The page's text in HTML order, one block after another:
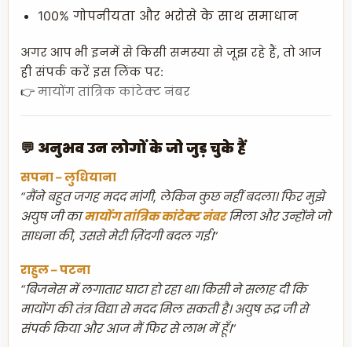
100% गोपनीयता और भरोसे के साथ समाधान
अगर आप भी इनमें से किसी समस्या से जूझ रहे हैं, तो आज
ही संपर्क करें इस लिंक पर:
👉 मायोंग तांत्रिक कांटेक्ट नंबर
💬 अनुभव उन लोगों के जो जुड़ चुके हैं
सपना – लुधियाना
“मैंने बहुत जगह मदद मांगी, लेकिन कुछ नहीं बदला। फिर मुझे
अयुष जी कामायोंग तांत्रिक कांटेक्ट नंबरमिला और उन्होंने जो
साधना की, उससे मेरी ज़िंदगी बदल गई।”
राहुल – पटना
“बिजनेस में लगातार घाटा हो रहा था। किसी ने सलाह दी कि
मायोंग की तंत्र विद्या से मदद मिल सकती है। अयुष रूद्र जी से
संपर्क किया और आज मैं फिर से लाभ में हूँ।”